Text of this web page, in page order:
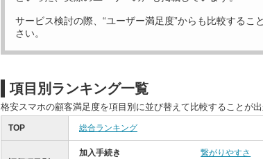
サービス検討の際、“ユーザー満足度”からも比較するこ
さい。
項目別ランキング一覧
格安スマホの顧客満足度を項目別に並び替えて比較することが出
TOP 総合ランキング
加入手続き 繋がりやすさ